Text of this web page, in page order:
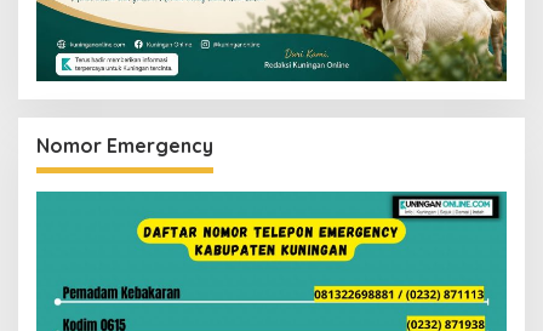
Nomor Emergency